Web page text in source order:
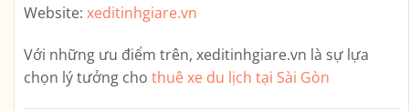
Website: xeditinhgiare.vn
Với những ưu điểm trên, xeditinhgiare.vn là sự lựa
chọn lý tưởng cho thuê xe du lịch tại Sài Gòn